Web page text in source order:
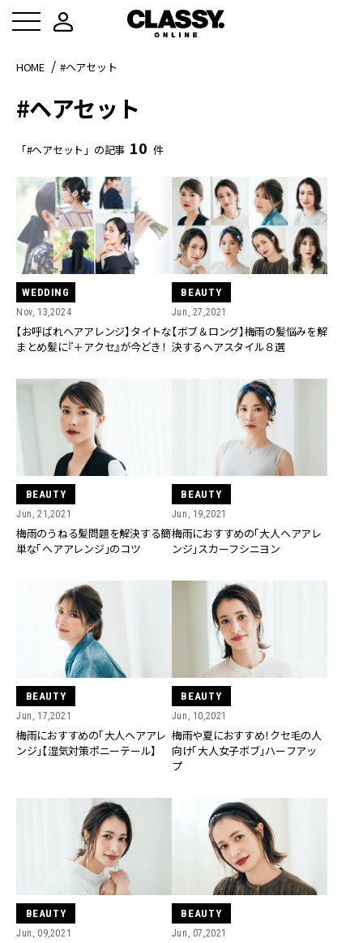
HOME #ヘアセット
#ヘアセット
「#ヘアセット」の記事 10 件
WEDDING
Nov, 13,2024
【お呼ばれヘアアレンジ】タイトな
まとめ髪に『＋アクセ』が今どき！
BEAUTY
Jun, 27,2021
【ボブ＆ロング】梅雨の髪悩みを解
決するヘアスタイル８選
BEAUTY
Jun, 21,2021
梅雨のうねる髪問題を解決する簡
単な「ヘアアレンジ」のコツ
BEAUTY
Jun, 19,2021
梅雨におすすめの「大人ヘアアレ
ンジ」スカーフシニヨン
BEAUTY
Jun, 17,2021
梅雨におすすめの「大人ヘアアレ
ンジ」【湿気対策ポニーテール】
BEAUTY
Jun, 10,2021
梅雨や夏におすすめ！クセ毛の人
向け「大人女子ボブ」ハーフアッ
プ
BEAUTY
Jun, 09,2021
BEAUTY
Jun, 07,2021